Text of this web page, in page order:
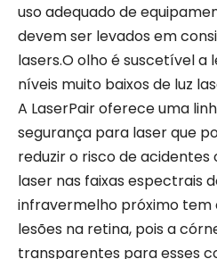
uso adequado de
devem ser levados em
lasers.O olho é suscetível a
níveis muito baixos de luz
A LaserPair oferece uma
segurança para laser que
reduzir o risco de acidentes
laser nas faixas espectrais
infravermelho próximo
lesões na retina, pois a
transparentes para esses